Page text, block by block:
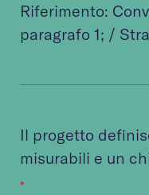
Riferimento:
paragrafo 1; /
Il progetto
misurabili e un
*